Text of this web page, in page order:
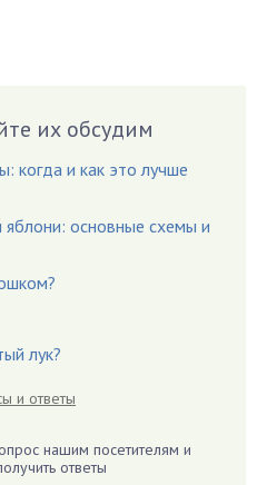
их обсудим
когда и как это лучше
основные схемы и
лук?
и ответы
нашим посетителям и
ответы